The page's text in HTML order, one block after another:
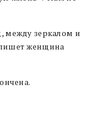
между зеркалом и
женщина